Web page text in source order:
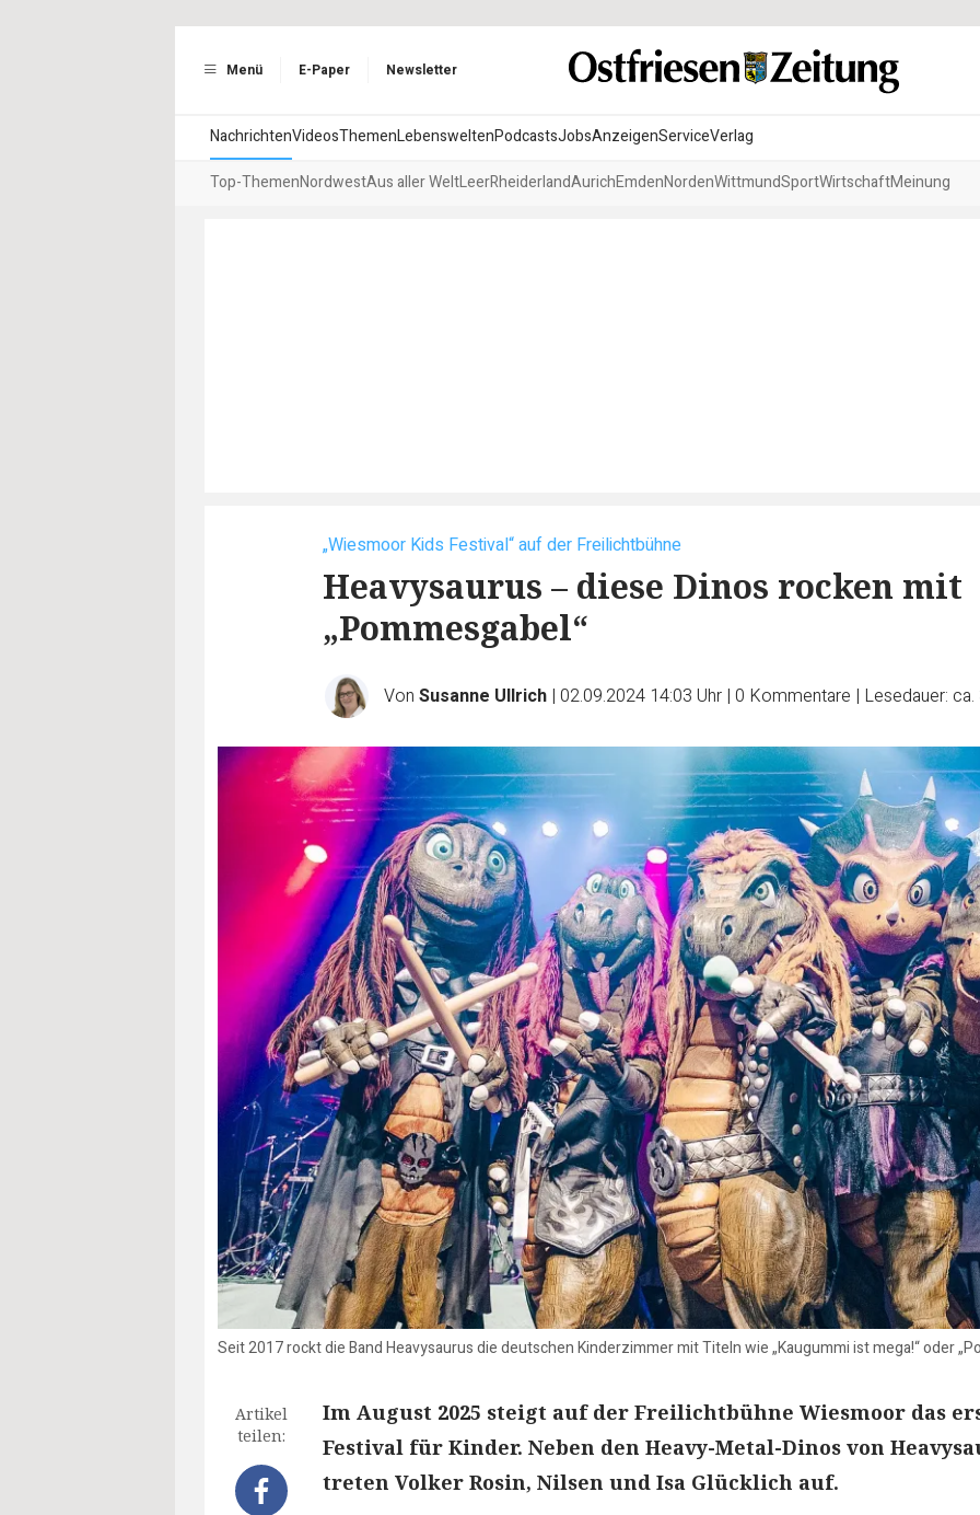
Menü E-Paper Newsletter
NachrichtenVideosThemenLebensweltenPodcastsJobsAnzeigenServiceVerlag
Top-ThemenNordwestAus aller WeltLeerRheiderlandAurichEmdenNordenWittmundSportWirtschaftMeinung
„Wiesmoor Kids Festival“ auf der Freilichtbühne
Heavysaurus – diese Dinos rocken mit
„Pommesgabel“
Von Susanne Ullrich | 02.09.2024 14:03 Uhr | 0 Kommentare | Lesedauer:
Seit 2017 rockt die Band Heavysaurus die deutschen Kinderzimmer mit Titeln wie „Kaugummi ist mega!“ oder
Artikel
teilen:
Im August 2025 steigt auf der Freilichtbühne Wiesmoor das
Festival für Kinder. Neben den Heavy-Metal-Dinos von
treten Volker Rosin, Nilsen und Isa Glücklich auf.